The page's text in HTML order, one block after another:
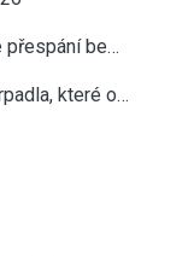
přespání be…
které o…